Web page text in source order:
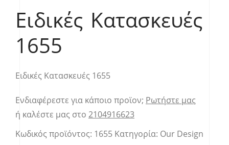
Ειδικές Κατασκευές
1655
Ειδικές Κατασκευές 1655
Ενδιαφέρεστε για κάποιο προϊον; Ρωτήστε μας
ή καλέστε μας στο 2104916623
Κωδικός προϊόντος: 1655 Κατηγορία: Our Design